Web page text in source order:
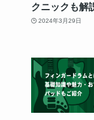
クニックも解
2024年3月29日